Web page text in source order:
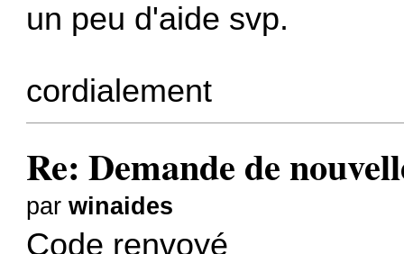
un peu d'aide svp.
cordialement
Re: Demande de
parwinaides
Code renvoyé